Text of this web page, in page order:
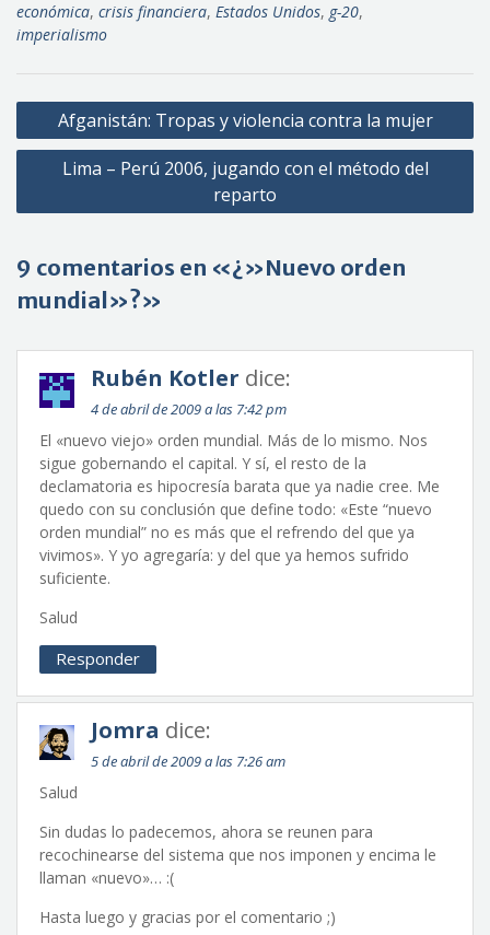
económica, crisis financiera, Estados Unidos, g-20,
imperialismo
Navegación
de
entradas
Afganistán: Tropas y violencia contra la mujer
Lima – Perú 2006, jugando con el método del
reparto
9 comentarios en «¿»Nuevo orden
mundial»?»
Rubén Kotler dice:
4 de abril de 2009 a las 7:42 pm
El «nuevo viejo» orden mundial. Más de lo mismo. Nos
sigue gobernando el capital. Y sí, el resto de la
declamatoria es hipocresía barata que ya nadie cree. Me
quedo con su conclusión que define todo: «Este “nuevo
orden mundial” no es más que el refrendo del que ya
vivimos». Y yo agregaría: y del que ya hemos sufrido
suficiente.
Salud
Responder
Jomra dice:
5 de abril de 2009 a las 7:26 am
Salud
Sin dudas lo padecemos, ahora se reunen para
recochinearse del sistema que nos imponen y encima le
llaman «nuevo»… :(
Hasta luego y gracias por el comentario ;)